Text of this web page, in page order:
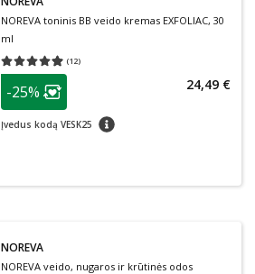
NOREVA toninis BB veido kremas EXFOLIAC, 30
ml
(12)
Vidutinis įvertinimas 4.92
patarimas
Lojalumo klubo narių nuolaida
-25%
Įvedus kodą VESK25 patarimas
24,49 €
NOREVA
NOREVA veido, nugaros ir krūtinės odos